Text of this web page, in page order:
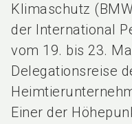
Klimaschutz
der International
vom 19. bis 23.
Delegationsreise
Einer der